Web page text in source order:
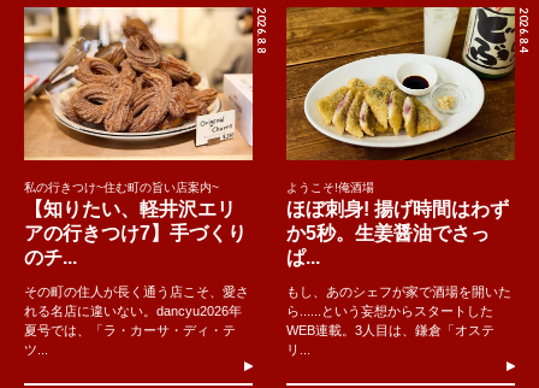
2026.8.8
私の行きつけ~住む町の旨い店案内~
【知りたい、軽井沢エリ
アの行きつけ7】手づくり
のチ...
その町の住人が長く通う店こそ、愛さ
れる名店に違いない。dancyu2026年
夏号では、「ラ・カーサ・ディ・テ
ツ...
2026.8.4
ようこそ!俺酒場
ほぼ刺身! 揚げ時間はわず
か5秒。生姜醤油でさっ
ぱ...
もし、あのシェフが家で酒場を開いた
ら......という妄想からスタートした
WEB連載。3人目は、鎌倉「オステ
リ...